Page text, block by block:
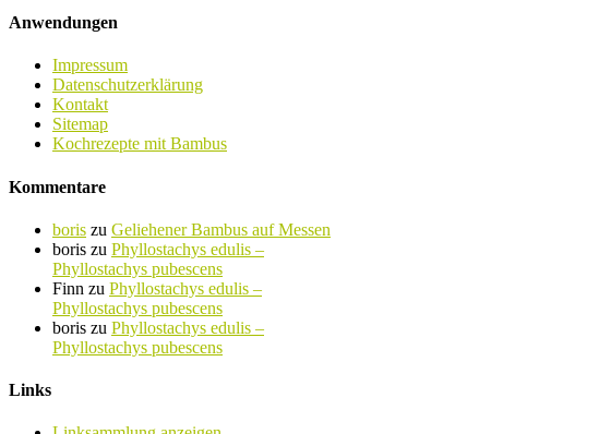
Anwendungen
Impressum
Datenschutzerklärung
Kontakt
Sitemap
Kochrezepte mit Bambus
Kommentare
boris zu Geliehener Bambus auf Messen
boris zu Phyllostachys edulis –
Phyllostachys pubescens
Finn zu Phyllostachys edulis –
Phyllostachys pubescens
boris zu Phyllostachys edulis –
Phyllostachys pubescens
Links